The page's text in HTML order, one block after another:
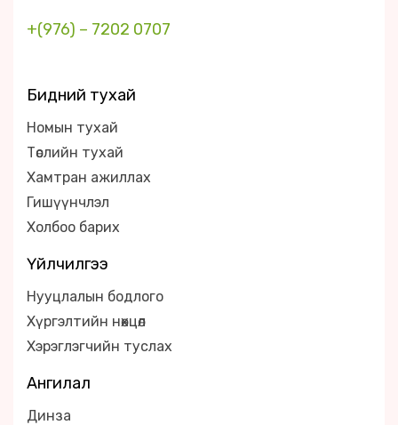
+(976) – 7202 0707
Бидний тухай
Номын тухай
Төслийн тухай
Хамтран ажиллах
Гишүүнчлэл
Холбоо барих
Үйлчилгээ
Нууцлалын бодлого
Хүргэлтийн нөхцөл
Хэрэглэгчийн туслах
Ангилал
Динза